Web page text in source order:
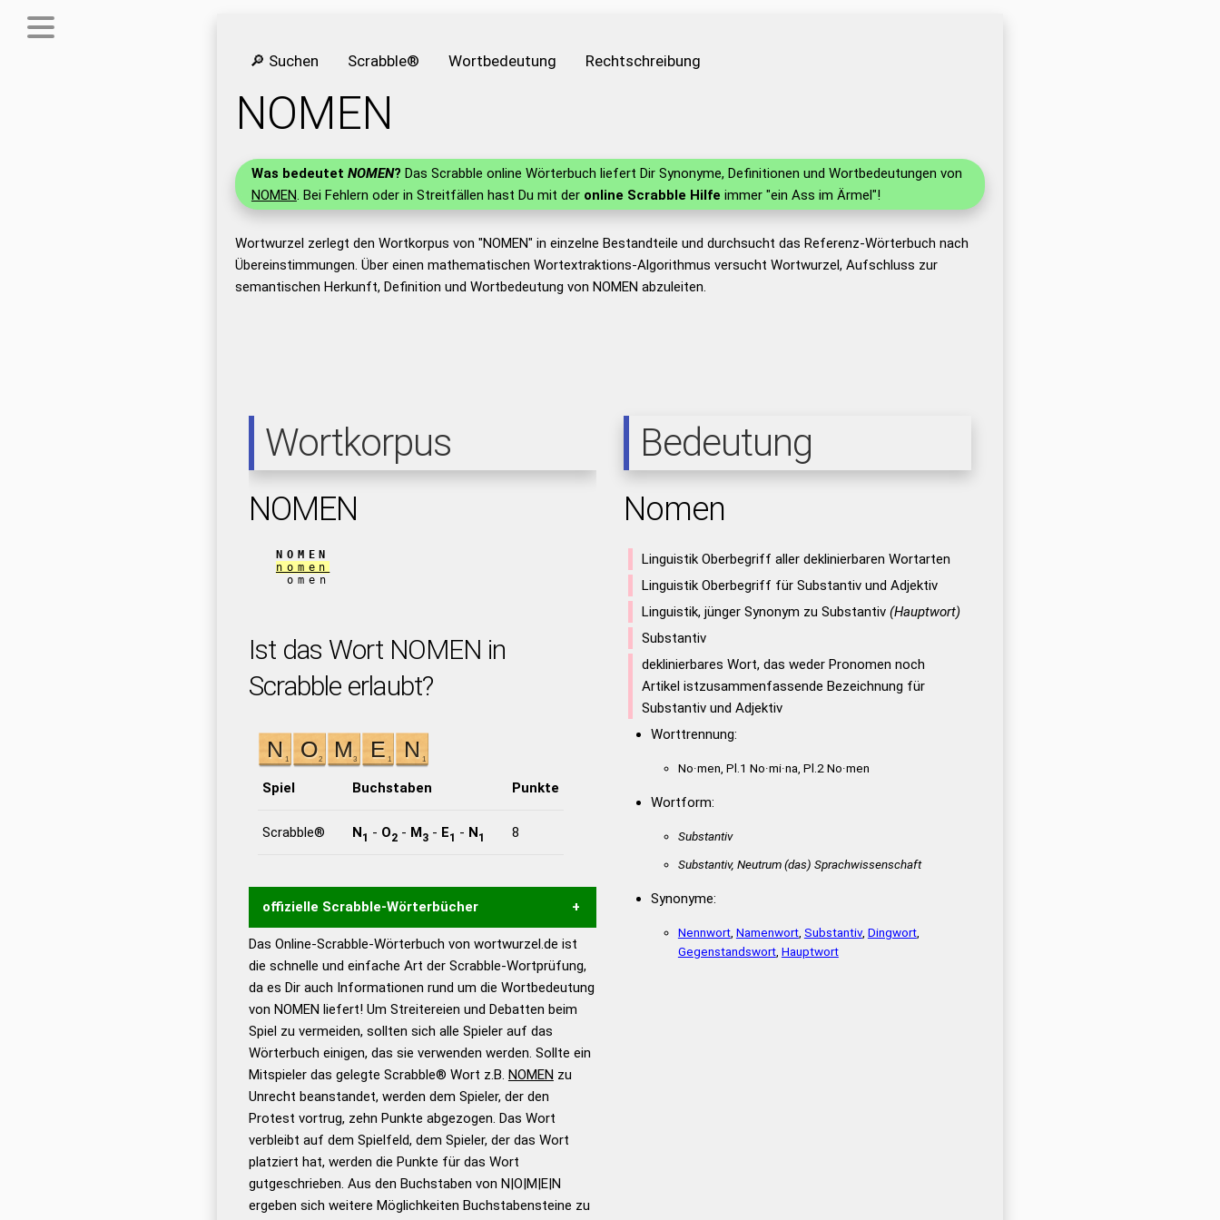
🔎 Suchen Scrabble® Wortbedeutung Rechtschreibung
NOMEN
Was bedeutet NOMEN? Das Scrabble online Wörterbuch liefert Dir Synonyme, Definitionen und Wortbedeutungen von
NOMEN. Bei Fehlern oder in Streitfällen hast Du mit der online Scrabble Hilfe immer "ein Ass im Ärmel"!
Wortwurzel zerlegt den Wortkorpus von "NOMEN" in einzelne Bestandteile und durchsucht das Referenz-Wörterbuch nach
Übereinstimmungen. Über einen mathematischen Wortextraktions-Algorithmus versucht Wortwurzel, Aufschluss zur
semantischen Herkunft, Definition und Wortbedeutung von NOMEN abzuleiten.
Wortkorpus
NOMEN
NOMEN
nomen
omen
Ist das Wort NOMEN in
Scrabble erlaubt?
Spiel Buchstaben Punkte
Scrabble® N1 - O2- M3- E1 - N1 8
offizielle Scrabble-Wörterbücher
Wortwurzel liefert mit Hilfe eines semantischen
Wortanalyse-Algorithmus gute Anhaltspunkte zu
Wortbedeutung, Worttrennung und Wortform, um die
Gültigkeit eines Wortes für das Scrabble-Spiel zu
bestimmen! zugelassene Turnier Scrabble-
Wörterbücher sind:
Duden – Standardwerk in 12
Bänden
Duden – Richtiges und gutes
Deutsch
Duden – Die deutsche Grammatik
Das Online-Scrabble-Wörterbuch von wortwurzel.de ist
die schnelle und einfache Art der Scrabble-Wortprüfung,
da es Dir auch Informationen rund um die Wortbedeutung
von NOMEN liefert! Um Streitereien und Debatten beim
Spiel zu vermeiden, sollten sich alle Spieler auf das
Wörterbuch einigen, das sie verwenden werden. Sollte ein
Mitspieler das gelegte Scrabble® Wort z.B. NOMEN zu
Unrecht beanstandet, werden dem Spieler, der den
Protest vortrug, zehn Punkte abgezogen. Das Wort
verbleibt auf dem Spielfeld, dem Spieler, der das Wort
platziert hat, werden die Punkte für das Wort
gutgeschrieben. Aus den Buchstaben von N|O|M|E|N
ergeben sich weitere Möglichkeiten Buchstabensteine zu
Bedeutung
Nomen
Linguistik Oberbegriff aller deklinierbaren Wortarten
Linguistik Oberbegriff für Substantiv und Adjektiv
Linguistik, jünger Synonym zu Substantiv (Hauptwort)
Substantiv
deklinierbares Wort, das weder Pronomen noch
Artikel istzusammenfassende Bezeichnung für
Substantiv und Adjektiv
Worttrennung:
No·men, Pl.1 No·mi·na, Pl.2 No·men
Wortform:
Substantiv
Substantiv, Neutrum(das) Sprachwissenschaft
Synonyme:
Nennwort, Namenwort, Substantiv, Dingwort,
Gegenstandswort, Hauptwort